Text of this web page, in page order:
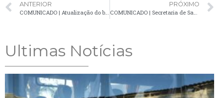
ANTERIOR
COMUNICADO | Atualização do boletim do Covid-19 apresenta 69 novos casos confirmados em Palmeira
PRÓXIMO
COMUNICADO | Secretaria de Saúde confirma 24 novos casos de Covid-19 no município
Ultimas Notícias